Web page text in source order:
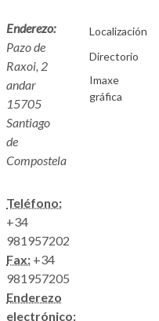
Enderezo:
Pazo de
Raxoi, 2
andar
15705
Santiago
de
Compostela
Teléfono:
+34
981957202
Fax: +34
981957205
Enderezo
electrónico:
Localización
Directorio
Imaxe
gráfica